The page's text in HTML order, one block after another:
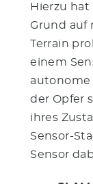
Hierzu hat
Grund auf
Terrain
einem
autonome
der Opfer
ihres
Sensor-
Sensor